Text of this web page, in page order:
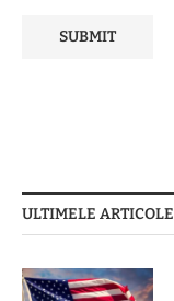
ULTIMELE ARTICOLE